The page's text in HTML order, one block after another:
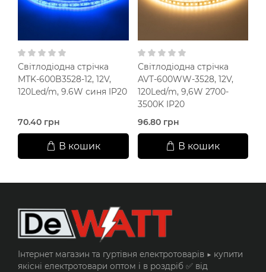
Світлодіодна стрічка
MTK-600B3528-12, 12V,
120Led/m, 9.6W синя IP20
70.40 грн
В кошик
Світлодіодна стрічка
AVT-600WW-3528, 12V,
120Led/m, 9,6W 2700-
3500K IP20
96.80 грн
В кошик
Інтернет магазин та гуртівня електротоварів ▶️ купити
якісні електротовари оптом і в роздріб ✅ від